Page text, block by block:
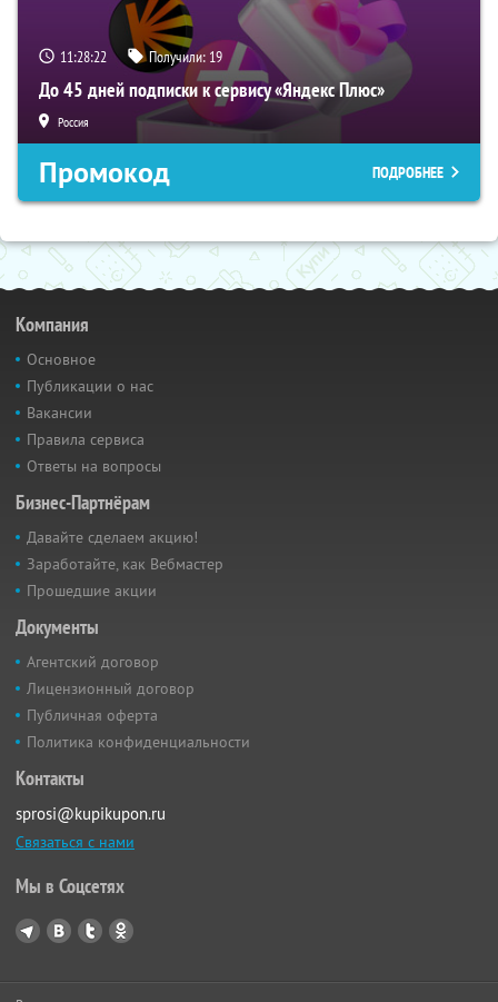
11:28:21 Получили: 19
До 45 дней подписки к сервису «Яндекс Плюс»
Россия
Промокод ПОДРОБНЕЕ
Компания
Основное
Публикации о нас
Вакансии
Правила сервиса
Ответы на вопросы
Бизнес-Партнёрам
Давайте сделаем акцию!
Заработайте, как Вебмастер
Прошедшие акции
Документы
Агентский договор
Лицензионный договор
Публичная оферта
Политика конфиденциальности
Контакты
sprosi@kupikupon.ru
Связаться с нами
Мы в Соцсетях